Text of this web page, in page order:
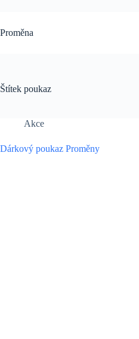
Proměna
Štítek poukaz
Akce
Dárkový poukaz Proměny